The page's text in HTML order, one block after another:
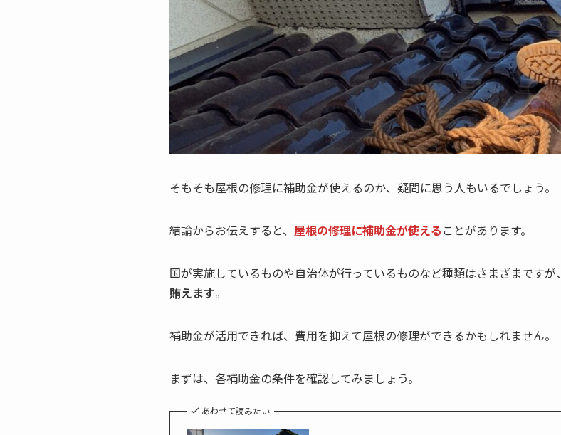
そもそも屋根の修理に補助金が使えるのか、疑問に思う人もいるでしょう。
結論からお伝えすると、 屋根の修理に補助金が使える ことがあります。
国が実施しているものや自治体が行っているものなど種類はさまざまですが、
賄えます。
補助金が活用できれば、費用を抑えて屋根の修理ができるかもしれません。
まずは、各補助金の条件を確認してみましょう。
あわせて読みたい